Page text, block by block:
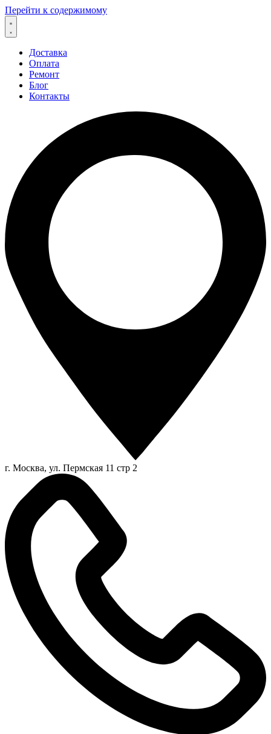
Перейти к содержимому
Доставка
Оплата
Ремонт
Блог
Контакты
г. Москва, ул. Пермская 11 стр 2